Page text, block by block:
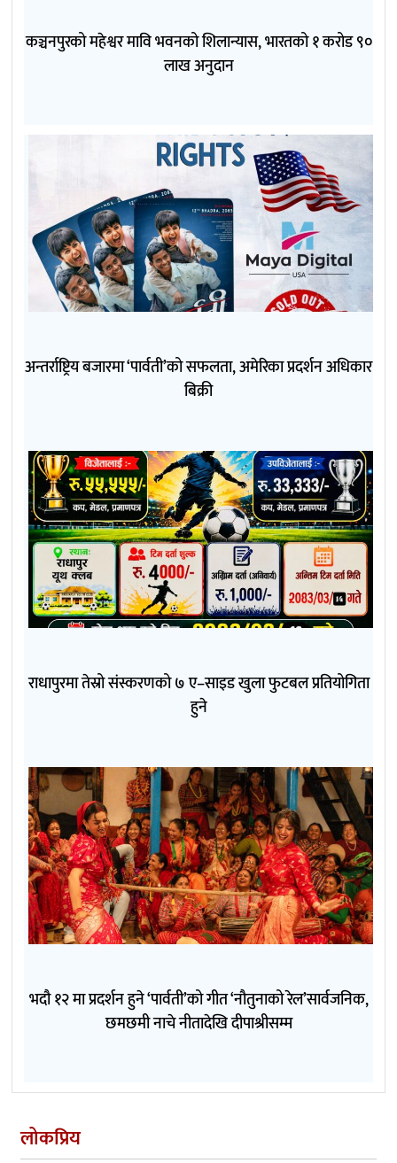
कञ्चनपुरको महेश्वर मावि भवनको शिलान्यास, भारतको १ करोड ९०
लाख अनुदान
अन्तर्राष्ट्रिय बजारमा ‘पार्वती’को सफलता, अमेरिका प्रदर्शन अधिकार
बिक्री
राधापुरमा तेस्रो संस्करणको ७ ए–साइड खुला फुटबल प्रतियोगिता
हुने
भदौ १२ मा प्रदर्शन हुने ‘पार्वती’को गीत ‘नौतुनाको रेल’सार्वजनिक,
छमछमी नाचे नीतादेखि दीपाश्रीसम्म
लोकप्रिय